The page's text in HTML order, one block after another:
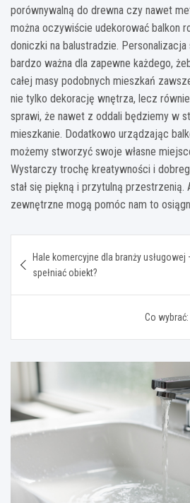
porównywalną do drewna czy nawet
można oczywiście udekorować balkon
doniczki na balustradzie.
bardzo ważna dla zapewne każdego,
całej masy podobnych mieszkań
nie tylko dekorację wnętrza, lecz
sprawi, że nawet z oddali będziemy w
mieszkanie. Dodatkowo urządzając
możemy stworzyć swoje własne
Wystarczy trochę kreatywności i
stał się piękną i przytulną przestrzenią.
zewnętrzne mogą pomóc nam to
wpisu
Hale komercyjne dla branży
spełniać obiekt?
Co